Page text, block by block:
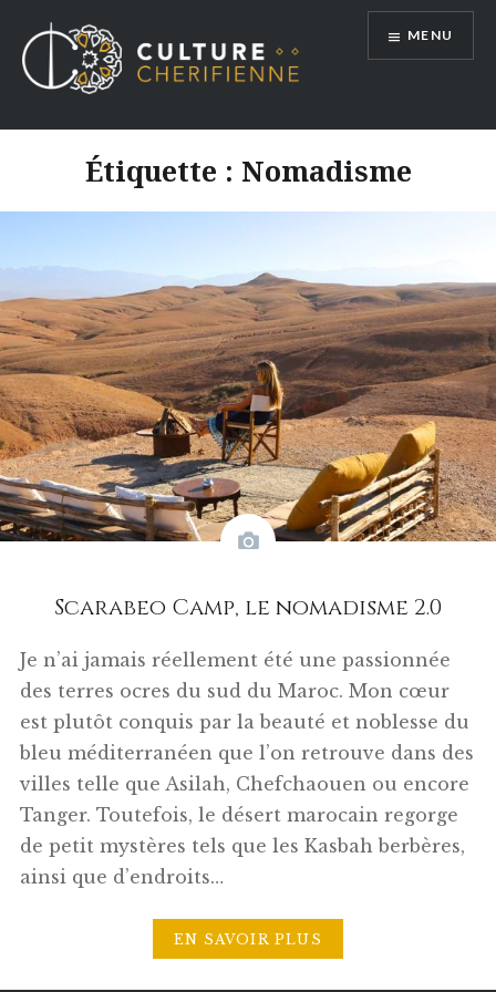
contenu
MENU
Étiquette : Nomadisme
Scarabeo Camp, le nomadisme 2.0
Je n’ai jamais réellement été une passionnée
des terres ocres du sud du Maroc. Mon cœur
est plutôt conquis par la beauté et noblesse du
bleu méditerranéen que l’on retrouve dans des
villes telle que Asilah, Chefchaouen ou encore
Tanger. Toutefois, le désert marocain regorge
de petit mystères tels que les Kasbah berbères,
ainsi que d’endroits…
EN SAVOIR PLUS